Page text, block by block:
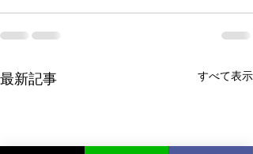
最新記事 すべて表示